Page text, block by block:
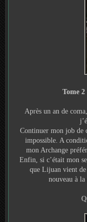
Tome
Après un an de
Continuer mon job de
impossible. A
mon Archange
Enfin, si c’était mon
que Lijuan vient
nouveau à